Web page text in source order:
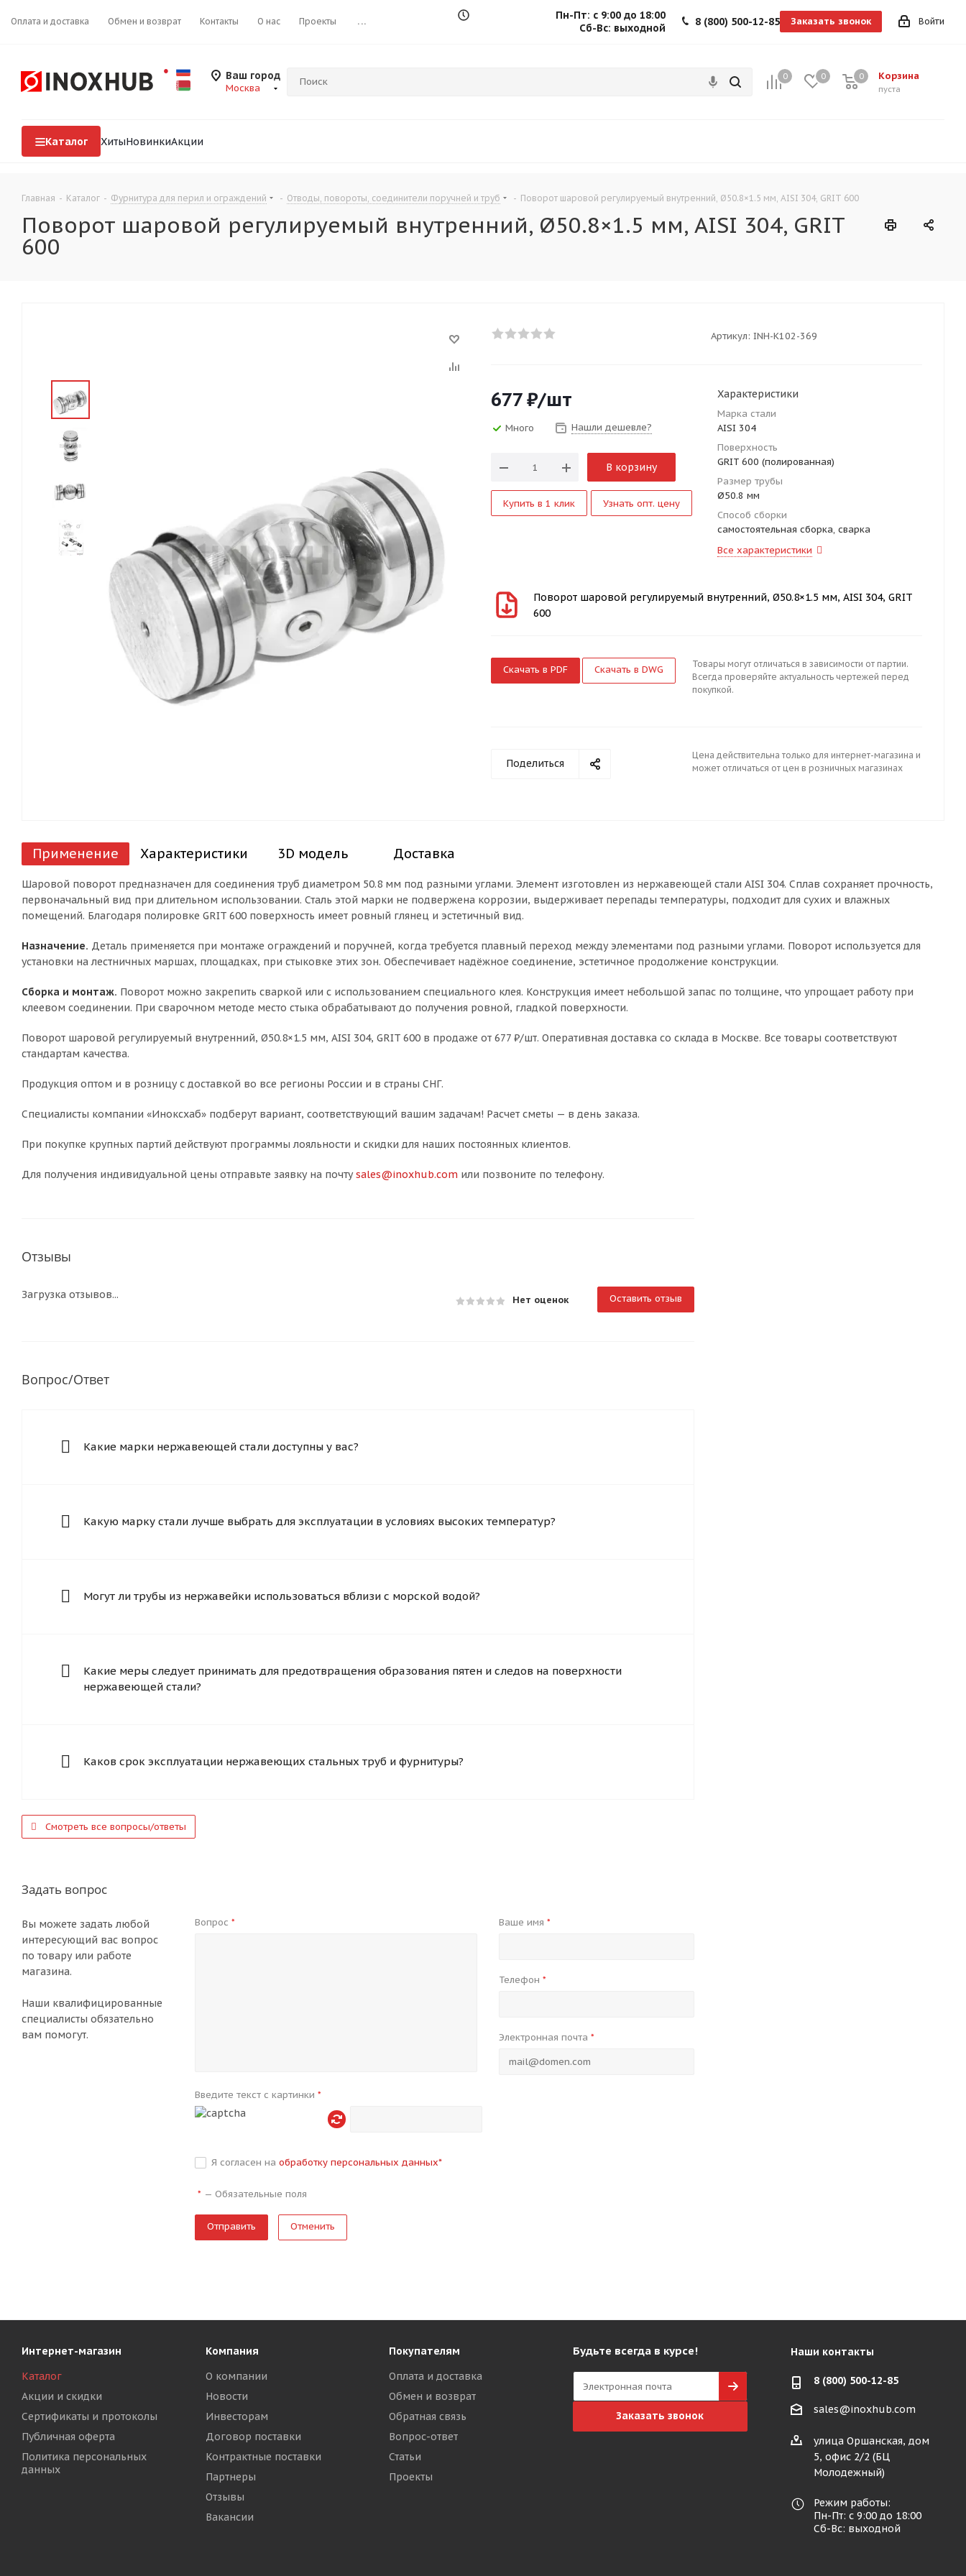
Оплата и доставка Обмен и возврат Контакты О нас Проекты ... Войти
8 (800) 500-12-85 Заказать звонок
Пн-Пт: с 9:00 до 18:00
Сб-Вс: выходной
Ваш город
Москва
0 0 Корзина
0
пуста
0
Каталог ХитыНовинкиАкции
Главная - Каталог - Фурнитура для перил и ограждений - Отводы, повороты, соединители поручней и труб - Поворот шаровой регулируемый внутренний, Ø50.8×1.5 мм, AISI 304, GRIT 600
Поворот шаровой регулируемый внутренний, Ø50.8×1.5 мм, AISI 304, GRIT
600
Артикул: INH-K102-369
677₽/шт
Много Нашли дешевле?
В корзину
Купить в 1 клик Узнать опт. цену
Характеристики
Марка стали
AISI 304
Поверхность
GRIT 600 (полированная)
Размер трубы
Ø50.8 мм
Способ сборки
самостоятельная сборка, сварка
Все характеристики
Поворот шаровой регулируемый внутренний, Ø50.8×1.5 мм, AISI 304, GRIT
600
Скачать в PDF Скачать в DWG
Товары могут отличаться в зависимости от партии.
Всегда проверяйте актуальность чертежей перед
покупкой.
Поделиться
Цена действительна только для интернет-магазина и
может отличаться от цен в розничных магазинах
Применение Характеристики 3D модель Доставка
Шаровой поворот предназначен для соединения труб диаметром 50.8 мм под разными углами. Элемент изготовлен из нержавеющей стали AISI 304. Сплав сохраняет прочность,
первоначальный вид при длительном использовании. Сталь этой марки не подвержена коррозии, выдерживает перепады температуры, подходит для сухих и влажных
помещений. Благодаря полировке GRIT 600 поверхность имеет ровный глянец и эстетичный вид.
Назначение. Деталь применяется при монтаже ограждений и поручней, когда требуется плавный переход между элементами под разными углами. Поворот используется для
установки на лестничных маршах, площадках, при стыковке этих зон. Обеспечивает надёжное соединение, эстетичное продолжение конструкции.
Сборка и монтаж. Поворот можно закрепить сваркой или с использованием специального клея. Конструкция имеет небольшой запас по толщине, что упрощает работу при
клеевом соединении. При сварочном методе место стыка обрабатывают до получения ровной, гладкой поверхности.
Поворот шаровой регулируемый внутренний, Ø50.8×1.5 мм, AISI 304, GRIT 600 в продаже от 677 ₽/шт. Оперативная доставка со склада в Москве. Все товары соответствуют
стандартам качества.
Продукция оптом и в розницу с доставкой во все регионы России и в страны СНГ.
Специалисты компании «Иноксхаб» подберут вариант, соответствующий вашим задачам! Расчет сметы — в день заказа.
При покупке крупных партий действуют программы лояльности и скидки для наших постоянных клиентов.
Для получения индивидуальной цены отправьте заявку на почтуsales@inoxhub.com или позвоните по телефону.
Отзывы
Нет оценок Оставить отзыв
Загрузка отзывов...
Вопрос/Ответ
Какие марки нержавеющей стали доступны у вас?
Какую марку стали лучше выбрать для эксплуатации в условиях высоких температур?
Могут ли трубы из нержавейки использоваться вблизи с морской водой?
Какие меры следует принимать для предотвращения образования пятен и следов на поверхности
нержавеющей стали?
Каков срок эксплуатации нержавеющих стальных труб и фурнитуры?
Смотреть все вопросы/ответы
Задать вопрос
Вы можете задать любой
интересующий вас вопрос
по товару или работе
магазина.
Наши квалифицированные
специалисты обязательно
вам помогут.
Вопрос* Ваше имя *
Телефон *
Электронная почта *
Введите текст с картинки*
Я согласен наобработку персональных данных*
* —Обязательные поля
Отменить
Интернет-магазин
Каталог
Акции и скидки
Сертификаты и протоколы
Публичная оферта
Политика персональных
данных
Компания
О компании
Новости
Инвесторам
Договор поставки
Контрактные поставки
Партнеры
Отзывы
Вакансии
Покупателям
Оплата и доставка
Обмен и возврат
Обратная связь
Вопрос-ответ
Статьи
Проекты
Будьте всегда в курсе!
Заказать звонок
Наши контакты
8 (800) 500-12-85
sales@inoxhub.com
улица Оршанская, дом
5, офис 2/2 (БЦ
Молодежный)
Режим работы:
Пн-Пт: с 9:00 до 18:00
Сб-Вс: выходной